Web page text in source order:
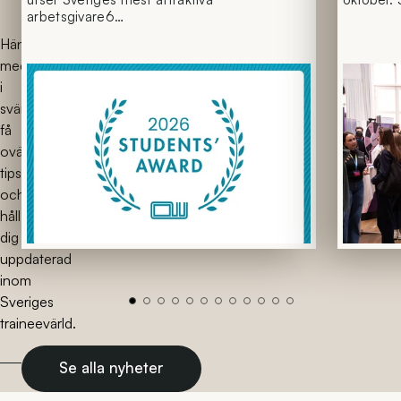
Häng
med
i
svängarna,
få
ovärdeliga
tips
och
håll
dig
uppdaterad
inom
Sveriges
traineevärld.
arbetsgivare6…
Se alla nyheter